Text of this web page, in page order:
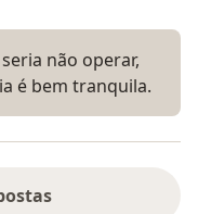
não operar,
é bem tranquila.